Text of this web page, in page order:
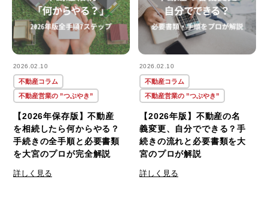
2026.02.10
不動産コラム
不動産営業の ”つぶやき”
【2026年保存版】不動産
を相続したら何からやる？
手続きの全手順と必要書類
を大宮のプロが完全解説
詳しく見る
2026.02.10
不動産コラム
不動産営業の ”つぶやき”
【2026年版】不動産の名
義変更、自分でできる？手
続きの流れと必要書類を大
宮のプロが解説
詳しく見る